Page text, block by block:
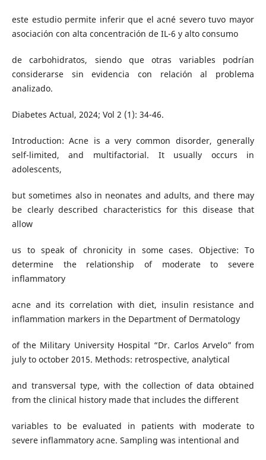
este estudio permite inferir que el acné severo tuvo mayor
asociación con alta concentración de IL-6 y alto consumo
de carbohidratos, siendo que otras variables podrían
considerarse sin evidencia con relación al problema
analizado.
Diabetes Actual, 2024; Vol 2 (1): 34-46.
Introduction: Acne is a very common disorder, generally
self-limited, and multifactorial. It usually occurs in
adolescents,
but sometimes also in neonates and adults, and there may
be clearly described characteristics for this disease that
allow
us to speak of chronicity in some cases. Objective: To
determine the relationship of moderate to severe
inflammatory
acne and its correlation with diet, insulin resistance and
inflammation markers in the Department of Dermatology
of the Military University Hospital “Dr. Carlos Arvelo” from
july to october 2015. Methods: retrospective, analytical
and transversal type, with the collection of data obtained
from the clinical history made that includes the different
variables to be evaluated in patients with moderate to
severe inflammatory acne. Sampling was intentional and